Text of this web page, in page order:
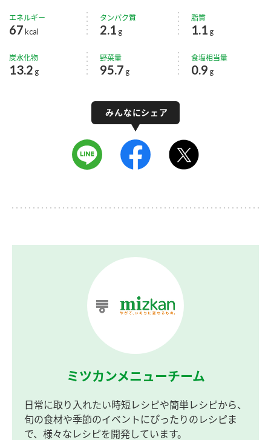
エネルギー
67kcal
タンパク質
2.1 g
脂質
1.1 g
炭水化物
13.2 g
野菜量
95.7 g
食塩相当量
0.9 g
ミツカンメニューチーム
日常に取り入れたい時短レシピや簡単レシピから、
旬の食材や季節のイベントにぴったりのレシピま
で、様々なレシピを開発しています。